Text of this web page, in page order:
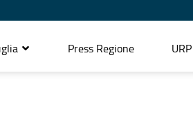
Press Regione URP